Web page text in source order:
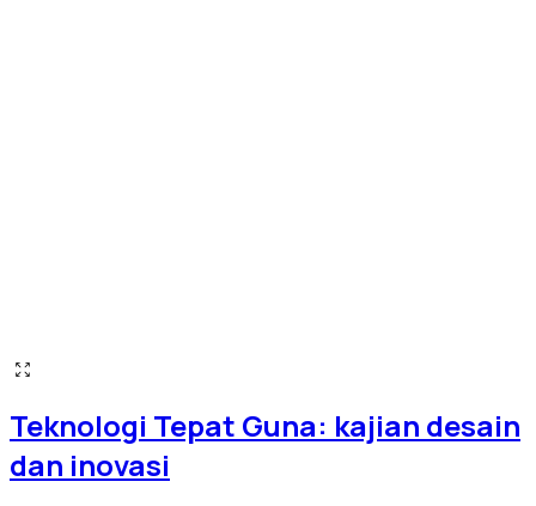
Teknologi Tepat Guna: kajian desain
dan inovasi